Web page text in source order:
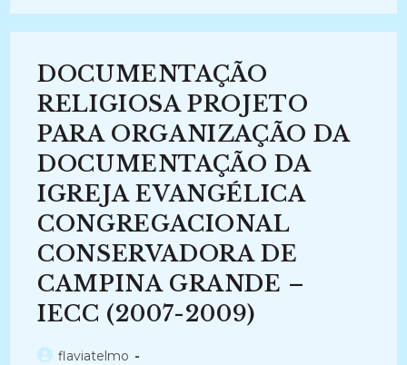
ECLESIÁSTICOS
DOCUMENTAÇÃO
RELIGIOSA PROJETO
PARA ORGANIZAÇÃO DA
DOCUMENTAÇÃO DA
IGREJA EVANGÉLICA
CONGREGACIONAL
CONSERVADORA DE
CAMPINA GRANDE –
IECC (2007-2009)
Autorflaviatelmo